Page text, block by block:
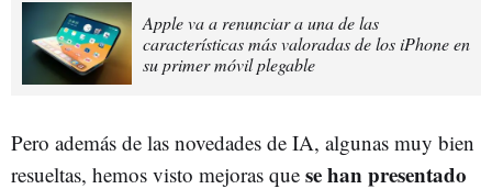
Apple va a renunciar a una de las
características más valoradas de los iPhone en
su primer móvil plegable
Pero además de las novedades de IA, algunas muy bien
resueltas, hemos visto mejoras que se han presentado